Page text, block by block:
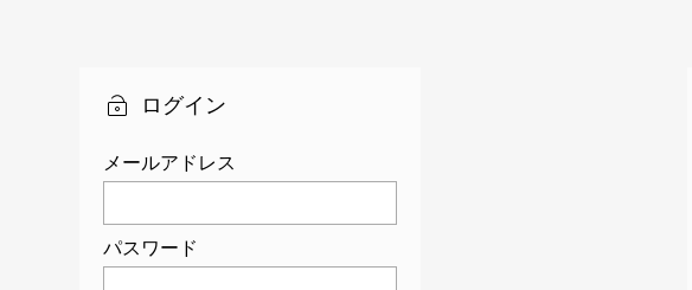
ログイン
メールアドレス
パスワード